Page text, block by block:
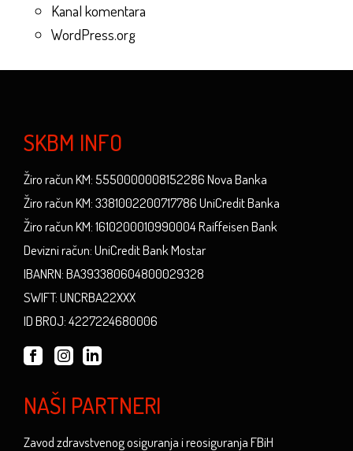
Kanal komentara
WordPress.org
SKBM INFO
Žiro račun KM: 5550000008152286 Nova Banka
Žiro račun KM: 3381002200717786 UniCredit Banka
Žiro račun KM: 1610200010990004 Raiffeisen Bank
Devizni račun: UniCredit Bank Mostar
IBANRN: BA393380604800029328
SWIFT: UNCRBA22XXX
ID BROJ: 4227224680006
NAŠI PARTNERI
Zavod zdravstvenog osiguranja i reosiguranja FBiH